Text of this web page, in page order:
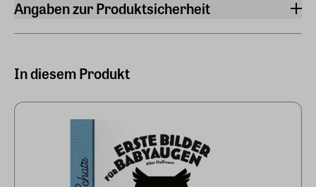
Angaben zur Produktsicherheit
Deutschland (EU)
produktsicherheit-editionen@zeit.de
In diesem Produkt